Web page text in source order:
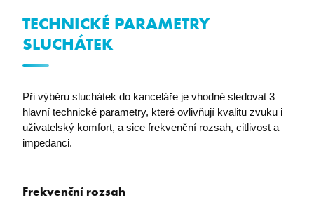
TECHNICKÉ PARAMETRY
SLUCHÁTEK
Při výběru sluchátek do kanceláře je vhodné sledovat 3
hlavní technické parametry, které ovlivňují kvalitu zvuku i
uživatelský komfort, a sice frekvenční rozsah, citlivost a
impedanci.
Frekvenční rozsah
I6_COMPARE
ASPSESSIONIDCWQCQCRS eshop.premocz.eu